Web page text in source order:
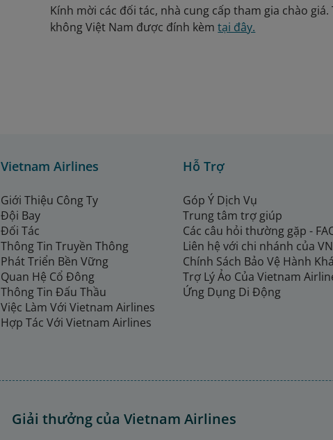
Kính mời các đối tác, nhà cung cấp tham gia chào
không Việt Nam được đính kèmtại đây.
Vietnam Airlines
Giới Thiệu Công Ty
Đội Bay
Đối Tác
Thông Tin Truyền Thông
Phát Triển Bền Vững
Quan Hệ Cổ Đông
Thông Tin Đấu Thầu
Việc Làm Với Vietnam Airlines
Hợp Tác Với Vietnam Airlines
Hỗ Trợ
Góp Ý Dịch Vụ
Trung tâm trợ giúp
Các câu hỏi thường gặp -
Liên hệ với chi nhánh của
Chính Sách Bảo Vệ Hành
Trợ Lý Ảo Của Vietnam
Ứng Dụng Di Động
Giải thưởng của Vietnam Airlines